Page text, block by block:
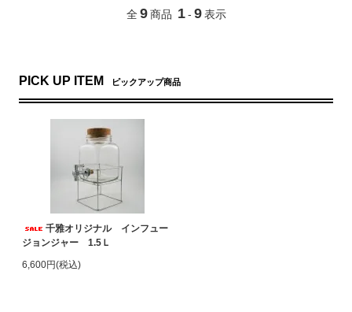
全 9 商品 1 - 9 表示
PICK UP ITEM ピックアップ商品
千雅オリジナル インフュー
ジョンジャー 1.5Ｌ
6,600円(税込)